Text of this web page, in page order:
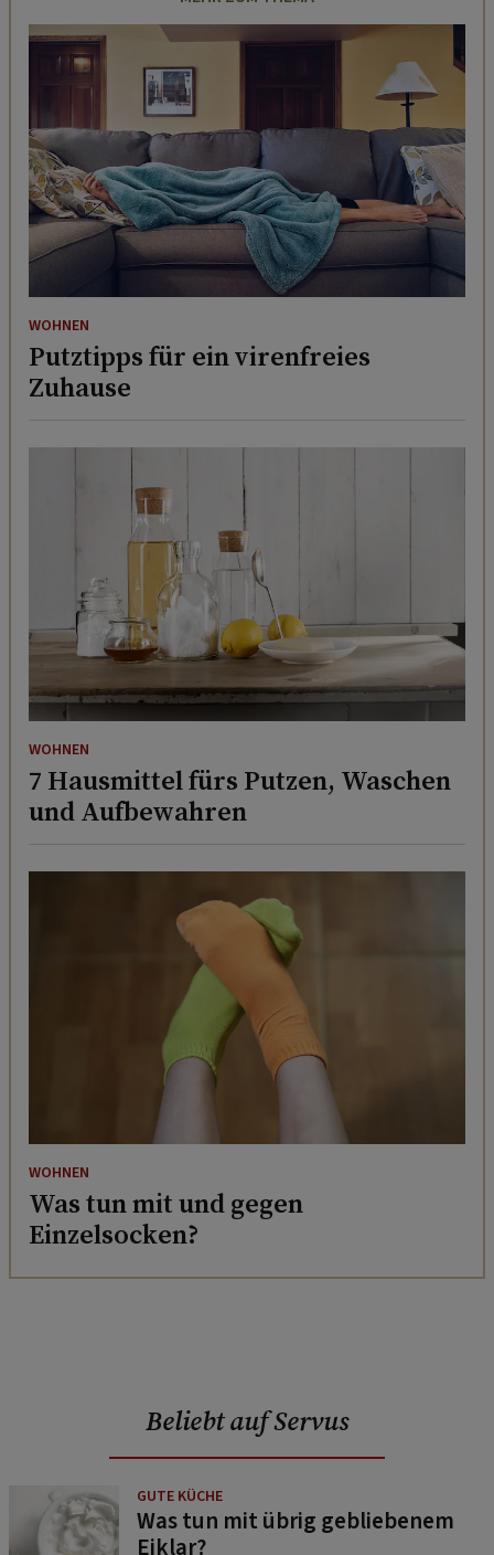
WOHNEN
Putztipps für ein virenfreies
Zuhause
WOHNEN
7 Hausmittel fürs Putzen, Waschen
und Aufbewahren
WOHNEN
Was tun mit und gegen
Einzelsocken?
Beliebt auf Servus
GUTE KÜCHE
Was tun mit übrig gebliebenem
Eiklar?